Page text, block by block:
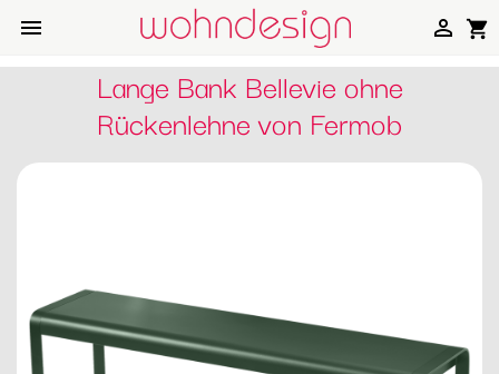
 shopping_cart

Lange Bank Bellevie ohne
Rückenlehne von Fermob